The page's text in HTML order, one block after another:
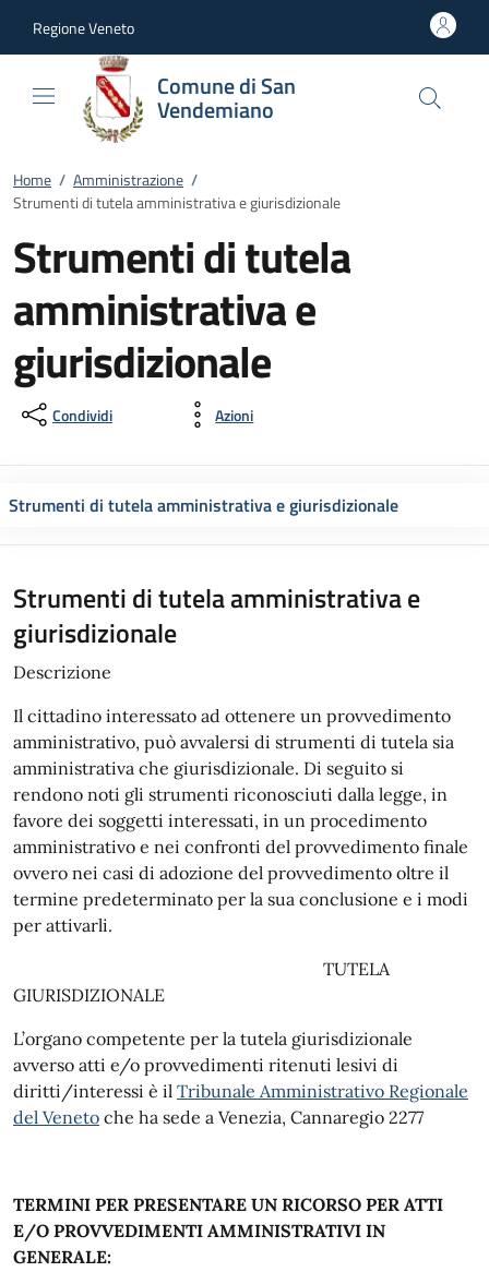
Regione Veneto
Comune di San
Vendemiano
Home / Amministrazione /
Strumenti di tutela amministrativa e giurisdizionale
Strumenti di tutela
amministrativa e
giurisdizionale
Condividi Azioni
Strumenti di tutela amministrativa e giurisdizionale
Strumenti di tutela amministrativa e
giurisdizionale
Descrizione
Il cittadino interessato ad ottenere un provvedimento
amministrativo, può avvalersi di strumenti di tutela sia
amministrativa che giurisdizionale. Di seguito si
rendono noti gli strumenti riconosciuti dalla legge, in
favore dei soggetti interessati, in un procedimento
amministrativo e nei confronti del provvedimento finale
ovvero nei casi di adozione del provvedimento oltre il
termine predeterminato per la sua conclusione e i modi
per attivarli.
TUTELA
GIURISDIZIONALE
L’organo competente per la tutela giurisdizionale
avverso atti e/o provvedimenti ritenuti lesivi di
diritti/interessi è il Tribunale Amministrativo Regionale
del Veneto che ha sede a Venezia, Cannaregio 2277
TERMINI PER PRESENTARE UN RICORSO PER ATTI
E/O PROVVEDIMENTI AMMINISTRATIVI IN
GENERALE: